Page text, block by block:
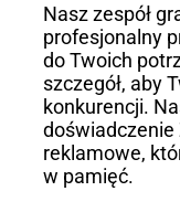
Nasz zespół
profesjonalny
do Twoich
szczegół, aby
konkurencji.
doświadczenie
reklamowe,
w pamięć.